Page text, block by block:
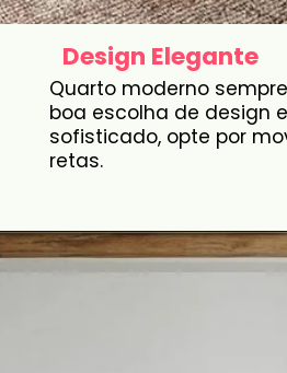
Design Elegante
Quarto moderno
boa escolha de design
sofisticado, opte por
retas.